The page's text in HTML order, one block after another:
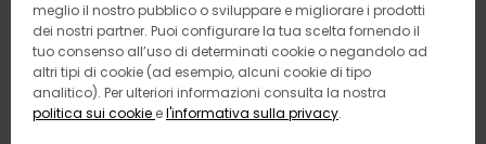
meglio il nostro pubblico o sviluppare e migliorare i prodotti
dei nostri partner. Puoi configurare la tua scelta fornendo il
tuo consenso all’uso di determinati cookie o negandolo ad
altri tipi di cookie (ad esempio, alcuni cookie di tipo
analitico). Per ulteriori informazioni consulta la nostra
politica sui cookie el'informativa sulla privacy.